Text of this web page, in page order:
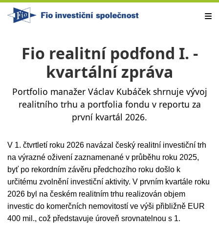
Fio realitní podfond I. -
kvartální zpráva
Portfolio manažer Václav Kubáček shrnuje vývoj
realitního trhu a portfolia fondu v reportu za
první kvartál 2026.
V 1. čtvrtletí roku 2026 navázal český realitní investiční trh
na výrazné oživení zaznamenané v průběhu roku 2025,
byť po rekordním závěru předchozího roku došlo k
určitému zvolnění investiční aktivity. V prvním kvartále roku
2026 byl na českém realitním trhu realizován objem
investic do komerčních nemovitostí ve výši přibližně EUR
400 mil., což představuje úroveň srovnatelnou s 1.